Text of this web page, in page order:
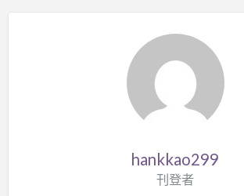
hankkao299
刊登者